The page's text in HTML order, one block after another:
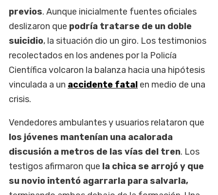
previos. Aunque inicialmente fuentes oficiales
deslizaron que podría tratarse de un doble
suicidio, la situación dio un giro. Los testimonios
recolectados en los andenes por la Policía
Científica volcaron la balanza hacia una hipótesis
vinculada a un accidente fatal en medio de una
crisis.
Vendedores ambulantes y usuarios relataron que
los jóvenes mantenían una acalorada
discusión a metros de las vías del tren. Los
testigos afirmaron que la chica se arrojó y que
su novio intentó agarrarla para salvarla,